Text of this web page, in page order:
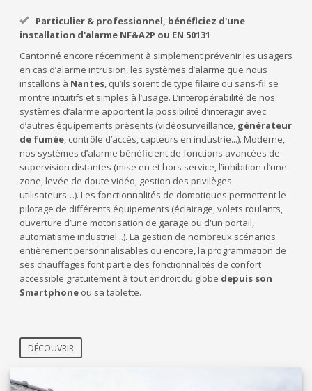
Particulier & professionnel, bénéficiez d'une
installation d'alarme NF&A2P ou EN 50131
Cantonné encore récemment à simplement prévenir les usagers
en cas d’alarme intrusion, les systèmes d’alarme que nous
installons à Nantes, qu’ils soient de type filaire ou sans-fil se
montre intuitifs et simples à l’usage. L’interopérabilité de nos
systèmes d’alarme apportent la possibilité d’interagir avec
d’autres équipements présents (vidéosurveillance, générateur
de fumée, contrôle d’accès, capteurs en industrie...). Moderne,
nos systèmes d’alarme bénéficient de fonctions avancées de
supervision distantes (mise en et hors service, l’inhibition d’une
zone, levée de doute vidéo, gestion des privilèges
utilisateurs…). Les fonctionnalités de domotiques permettent le
pilotage de différents équipements (éclairage, volets roulants,
ouverture d’une motorisation de garage ou d'un portail,
automatisme industriel...). La gestion de nombreux scénarios
entièrement personnalisables ou encore, la programmation de
ses chauffages font partie des fonctionnalités de confort
accessible gratuitement à tout endroit du globe depuis son
Smartphoneou sa tablette.
DÉCOUVRIR